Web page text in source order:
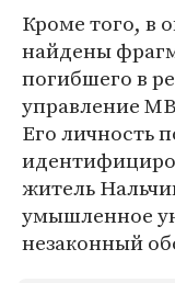
Кроме того, в
найдены
погибшего в
управление
Его личность
житель
умышленное
незаконный